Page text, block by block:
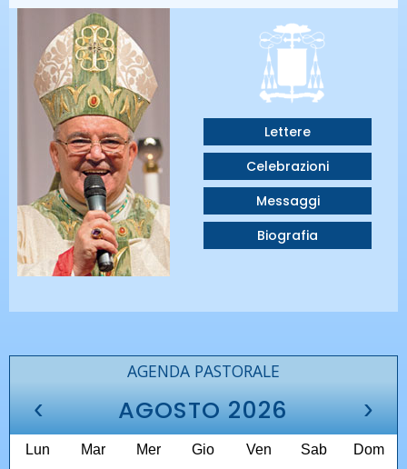
Lettere
Celebrazioni
Messaggi
Biografia
AGENDA PASTORALE
‹ AGOSTO 2026 ›
Lun Mar Mer Gio Ven Sab Dom